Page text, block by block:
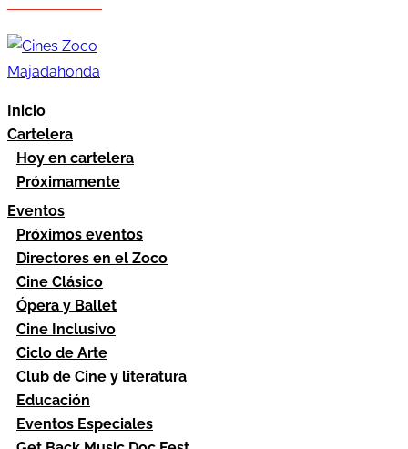
Inicio
Cartelera
Hoy en cartelera
Próximamente
Eventos
Próximos eventos
Directores en el Zoco
Cine Clásico
Ópera y Ballet
Cine Inclusivo
Ciclo de Arte
Club de Cine y literatura
Educación
Eventos Especiales